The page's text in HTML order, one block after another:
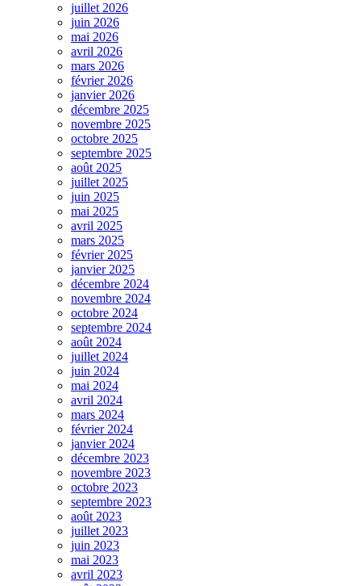
juillet 2026
juin 2026
mai 2026
avril 2026
mars 2026
février 2026
janvier 2026
décembre 2025
novembre 2025
octobre 2025
septembre 2025
août 2025
juillet 2025
juin 2025
mai 2025
avril 2025
mars 2025
février 2025
janvier 2025
décembre 2024
novembre 2024
octobre 2024
septembre 2024
août 2024
juillet 2024
juin 2024
mai 2024
avril 2024
mars 2024
février 2024
janvier 2024
décembre 2023
novembre 2023
octobre 2023
septembre 2023
août 2023
juillet 2023
juin 2023
mai 2023
avril 2023